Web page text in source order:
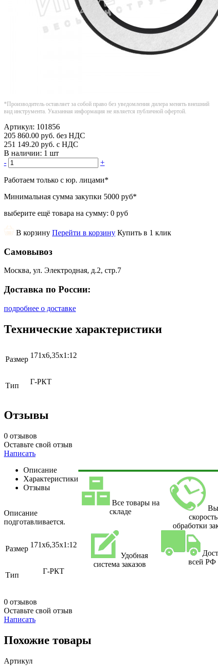
*Производитель оставляет за собой право без уведомления дилера менять внешний
вид инструмента. Указанная информация не является публичной офертой.
Артикул: 101856
205 860.00 руб. без НДС
251 149.20 руб. с НДС
В наличии: 1 шт
-
+
Работаем только с юр. лицами*
Минимальная сумма закупки 5000 руб*
выберите ещё товара на сумму: 0 руб
В корзину Перейти в корзину Купить в 1 клик
Самовывоз
Москва, ул. Электродная, д.2, стр.7
Доставка по России:
подробнее о доставке
Технические характеристики
Размер 171x6,35x1:12
Тип Г-РКТ
Отзывы
0 отзывов
Оставьте свой отзыв
Написать
Описание
Характеристики
Отзывы
Описание
подготавливается.
Размер 171x6,35x1:12
Тип Г-РКТ
0 отзывов
Оставьте свой отзыв
Написать
Все товары на
складе
скорость
обработки
Удобная
система заказов
всей РФ
Похожие товары
Артикул